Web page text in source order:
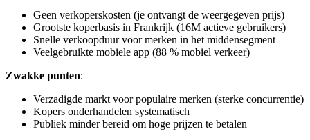
Geen verkoperskosten (je ontvangt de weergegeven prijs)
Grootste koperbasis in Frankrijk (16M actieve gebruikers)
Snelle verkoopduur voor merken in het middensegment
Veelgebruikte mobiele app (88 % mobiel verkeer)
Zwakke punten:
Verzadigde markt voor populaire merken (sterke concurrentie)
Kopers onderhandelen systematisch
Publiek minder bereid om hoge prijzen te betalen